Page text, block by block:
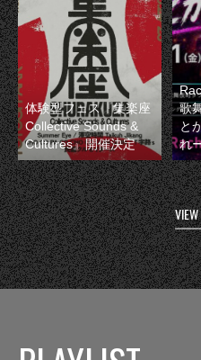
体験型フェス『集楽座
Collective Sounds &
Cultures』開催決定
歌
と
れ